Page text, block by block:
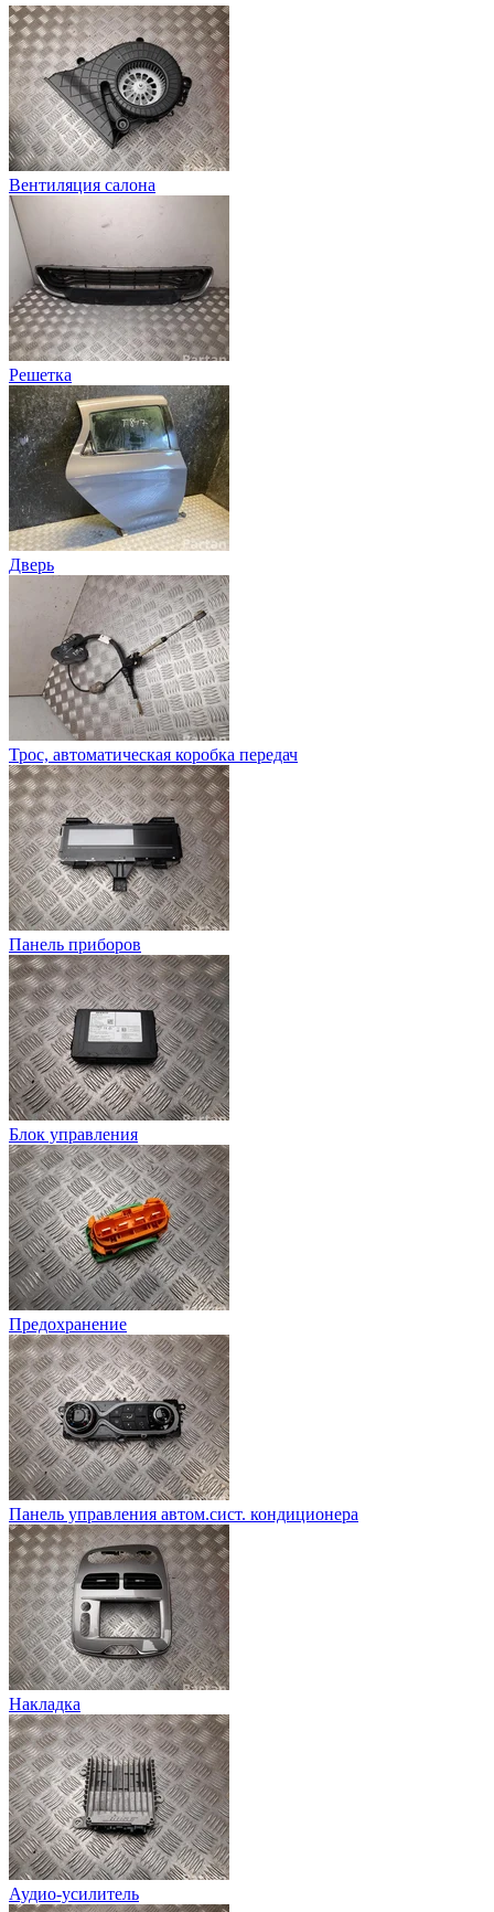
Вентиляция салона
Pешетка
Дверь
Трос, автоматическая коробка передач
Панель приборов
Блок управления
Предохранение
Панель управления автом.сист. кондиционера
Накладка
Аудио-усилитель